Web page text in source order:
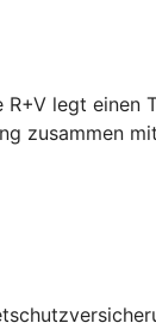
legt einen
zusammen